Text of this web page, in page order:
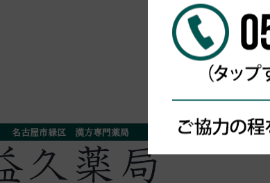
名古屋市緑区 漢方専門薬局